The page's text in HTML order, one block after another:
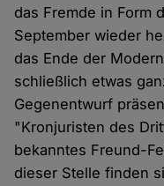
das Fremde in Form
September wieder
das Ende der
schließlich etwas
Gegenentwurf
"Kronjuristen des
bekanntes Freund-
dieser Stelle finden